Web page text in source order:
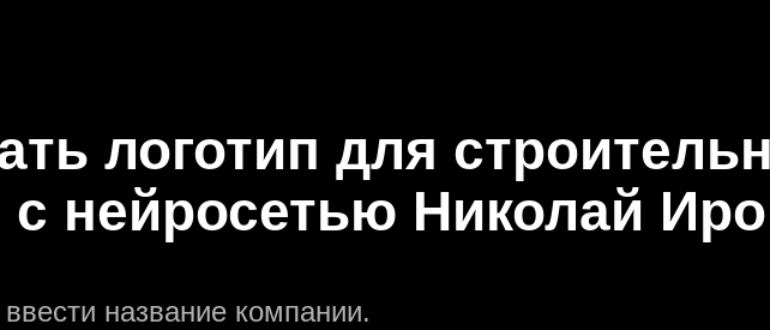
логотип для
с нейросетью Николай
название компании.